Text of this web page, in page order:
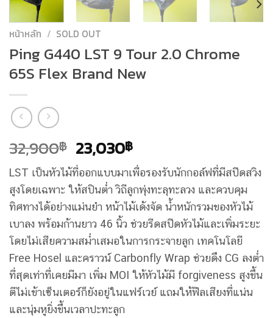
หน้าหลัก / SOLD OUT
Ping G440 LST 9 Tour 2.0 Chrome
65S Flex Brand New
32,900฿ Original
price
was:
32,900฿.
23,030฿Current
price
is:
23,030฿.
LST เป็นหัวไม้ที่ออกแบบมาเพื่อรองรับนักกอล์ฟที่มีสปีดสวิง
สูงโดยเฉพาะ ให้สปินต่ำ วิถีลูกพุ่งทะลุทะลวง และควบคุม
ทิศทางได้อย่างแม่นยำ หน้าไม้เด้งจัด น้ำหนักรวมของหัวไม้
เบาลง พร้อมก้านยาว 46 นิ้ว ช่วยรีดสปีดหัวไม้และเพิ่มระยะ
โดยไม่เสียความสม่ำเสมอในการกระจายลูก เทคโนโลยี
Free Hosel และคราวน์ Carbonfly Wrap ช่วยดึง CG ลงต่ำ
ที่สุดเท่าที่เคยมีมา เพิ่ม MOI ให้หัวไม้มี forgiveness สูงขึ้น
ตีไม่เข้าเซ็นเตอร์ก็ยังอยู่ในแฟร์เวย์ แถมให้ฟีลเสียงที่แน่น
และนุ่มหูยิ่งขึ้นเวลาปะทะลูก